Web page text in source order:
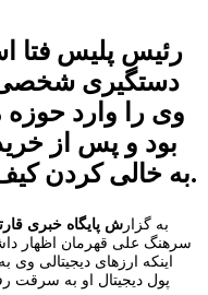
رئیس پلیس فتا
دستگیری شخصی
وی را وارد حوزه
بود و پس از
به خالی کردن کیف پول او کرده بود، خبر داد.
به گزار ش پایگاه خبری
سرهنگ علی قهرمان اظهار
اینکه ارزهای دیجیتالی وی
پول دیجیتال او به سرقت